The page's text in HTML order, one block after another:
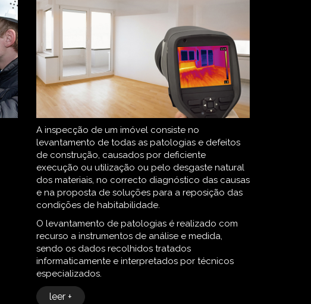
A inspecção de um imóvel consiste no
levantamento de todas as patologias e defeitos
de construção, causados por deficiente
execução ou utilização ou pelo desgaste natural
dos materiais, no correcto diagnóstico das causas
e na proposta de soluções para a reposição das
condições de habitabilidade.
O levantamento de patologias é realizado com
recurso a instrumentos de análise e medida,
sendo os dados recolhidos tratados
informaticamente e interpretados por técnicos
especializados.
leer +